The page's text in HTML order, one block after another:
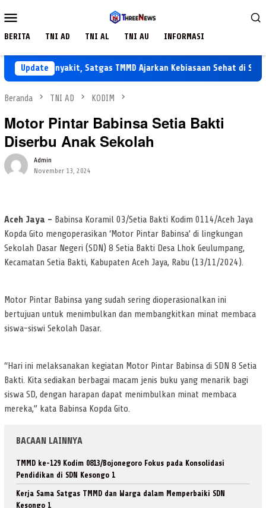
ke
Mobile
BERITA TNI AD TNI AL TNI AU INFORMASI
Update
Penyakit, Satgas TMMD Ajarkan Kebiasaan Sehat di SDN
Beranda TNI AD KODIM
Motor Pintar Babinsa Setia Bakti
Diserbu Anak Sekolah
Admin
November 13, 2024
Aceh Jaya – Babinsa Koramil 03/Setia Bakti Kodim 0114/Aceh Jaya
Kopda Gito mengoperasikan ‘Motor Pintar Babinsa’ di lingkungan
Sekolah Dasar Negeri (SDN) 8 Setia Bakti Desa Lhok Geulumpang,
Kecamatan Setia Bakti, Kabupaten Aceh Jaya, Rabu (13/11/2024).
Motor Pintar Babinsa yang sudah sering dioperasionalkan ini
bertujuan untuk menimbulkan dan membangkitkan minat membaca
siswa-siswi Sekolah Dasar.
“Hari ini melaksanakan kegiatan Motor Pintar Babinsa di SDN 8 Setia
Bakti. Kita sediakan berbagai macam jenis buku yang menarik bagi
siswa SD, dengan harapan dapat menimbulkan minat membaca
mereka,” kata Babinsa Kopda Gito.
BACAAN LAINNYA
TMMD ke-129 Kodim 0813/Bojonegoro Fokus pada Konsolidasi
Pendidikan di SDN Kesongo 1
Kerja Sama Satgas TMMD dan Warga dalam Memperbaiki SDN
Kesongo 1